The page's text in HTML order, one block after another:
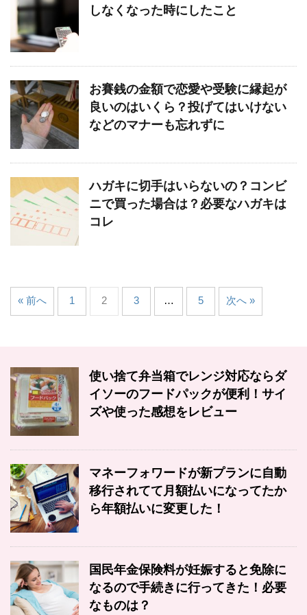
しなくなった時にしたこと
お賽銭の金額で恋愛や受験に縁起が
良いのはいくら？投げてはいけない
などのマナーも忘れずに
ハガキに切手はいらないの？コンビ
ニで買った場合は？必要なハガキは
コレ
« 前へ 1 2 3 … 5 次へ »
使い捨て弁当箱でレンジ対応ならダ
イソーのフードパックが便利！サイ
ズや使った感想をレビュー
マネーフォワードが新プランに自動
移行されてて月額払いになってたか
ら年額払いに変更した！
国民年金保険料が妊娠すると免除に
なるので手続きに行ってきた！必要
なものは？